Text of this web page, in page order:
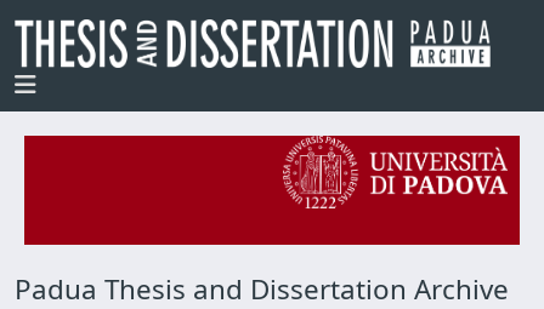
Padua Thesis and Dissertation Archive